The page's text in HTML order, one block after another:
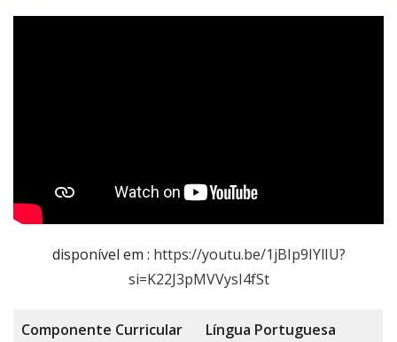
disponível em : https://youtu.be/1jBIp9IYlIU?
si=K22J3pMVVysI4fSt
Componente Curricular Língua Portuguesa